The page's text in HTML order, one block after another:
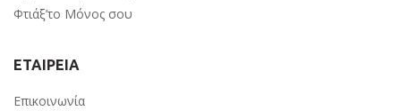
Φτιάξ’το Μόνος σου
ΕΤΑΙΡΕΙΑ
Επικοινωνία